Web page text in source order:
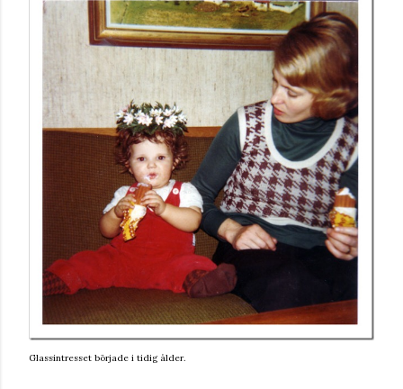
Glassintresset började i tidig ålder.